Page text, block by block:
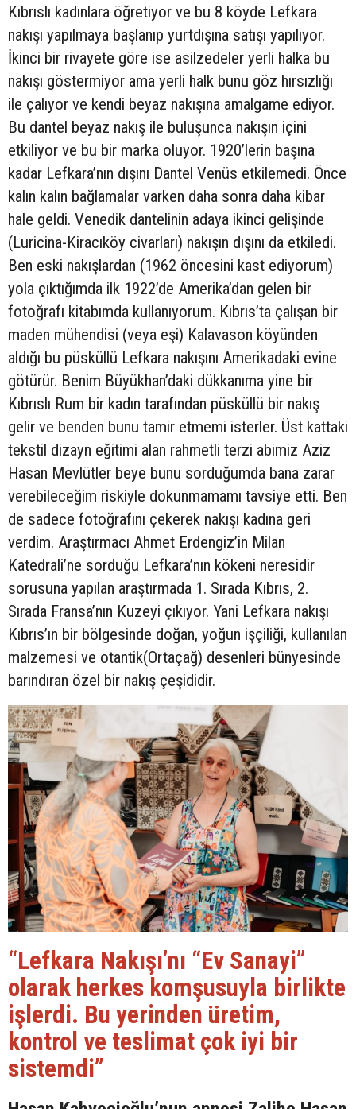
Kıbrıslı kadınlara öğretiyor ve bu 8 köyde Lefkara
nakışı yapılmaya başlanıp yurtdışına satışı yapılıyor.
İkinci bir rivayete göre ise asilzedeler yerli halka bu
nakışı göstermiyor ama yerli halk bunu göz hırsızlığı
ile çalıyor ve kendi beyaz nakışına amalgame ediyor.
Bu dantel beyaz nakış ile buluşunca nakışın içini
etkiliyor ve bu bir marka oluyor. 1920’lerin başına
kadar Lefkara’nın dışını Dantel Venüs etkilemedi. Önce
kalın kalın bağlamalar varken daha sonra daha kibar
hale geldi. Venedik dantelinin adaya ikinci gelişinde
(Luricina-Kiracıköy civarları) nakışın dışını da etkiledi.
Ben eski nakışlardan (1962 öncesini kast ediyorum)
yola çıktığımda ilk 1922’de Amerika’dan gelen bir
fotoğrafı kitabımda kullanıyorum. Kıbrıs’ta çalışan bir
maden mühendisi (veya eşi) Kalavason köyünden
aldığı bu püsküllü Lefkara nakışını Amerikadaki evine
götürür. Benim Büyükhan’daki dükkanıma yine bir
Kıbrıslı Rum bir kadın tarafından püsküllü bir nakış
gelir ve benden bunu tamir etmemi isterler. Üst kattaki
tekstil dizayn eğitimi alan rahmetli terzi abimiz Aziz
Hasan Mevlütler beye bunu sorduğumda bana zarar
verebileceğim riskiyle dokunmamamı tavsiye etti. Ben
de sadece fotoğrafını çekerek nakışı kadına geri
verdim. Araştırmacı Ahmet Erdengiz’in Milan
Katedrali’ne sorduğu Lefkara’nın kökeni neresidir
sorusuna yapılan araştırmada 1. Sırada Kıbrıs, 2.
Sırada Fransa’nın Kuzeyi çıkıyor. Yani Lefkara nakışı
Kıbrıs’ın bir bölgesinde doğan, yoğun işçiliği, kullanılan
malzemesi ve otantik(Ortaçağ) desenleri bünyesinde
barındıran özel bir nakış çeşididir.
“Lefkara Nakışı’nı “Ev Sanayi”
olarak herkes komşusuyla birlikte
işlerdi. Bu yerinden üretim,
kontrol ve teslimat çok iyi bir
sistemdi”